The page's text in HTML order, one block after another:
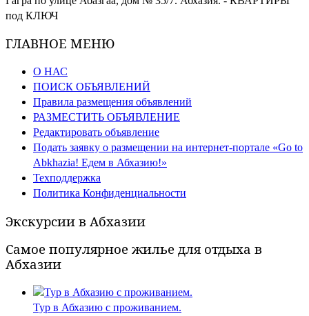
под КЛЮЧ
ГЛАВНОЕ МЕНЮ
О НАС
ПОИСК ОБЪЯВЛЕНИЙ
Правила размещения объявлений
РАЗМЕСТИТЬ ОБЪЯВЛЕНИЕ
Редактировать объявление
Подать заявку о размещении на интернет-портале «Go to
Abkhazia! Едем в Абхазию!»
Техподдержка
Политика Конфиденциальности
Экскурсии в Абхазии
Самое популярное жилье для отдыха в
Абхазии
Тур в Абхазию с проживанием.